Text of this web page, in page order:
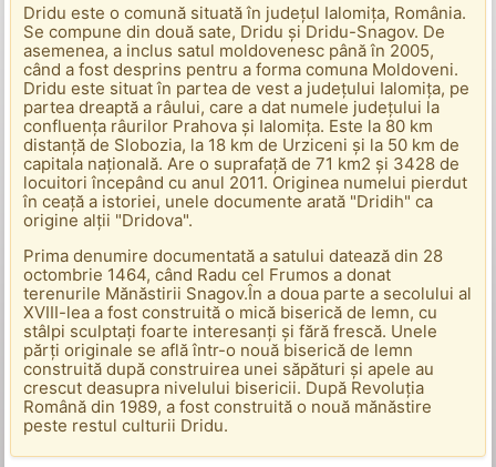
Dridu este o comună situată în județul Ialomița, România.
Se compune din două sate, Dridu și Dridu-Snagov. De
asemenea, a inclus satul moldovenesc până în 2005,
când a fost desprins pentru a forma comuna Moldoveni.
Dridu este situat în partea de vest a județului Ialomița, pe
partea dreaptă a râului, care a dat numele județului la
confluența râurilor Prahova și Ialomița. Este la 80 km
distanță de Slobozia, la 18 km de Urziceni și la 50 km de
capitala națională. Are o suprafață de 71 km2 și 3428 de
locuitori începând cu anul 2011. Originea numelui pierdut
în ceață a istoriei, unele documente arată "Dridih" ca
origine alții "Dridova".
Prima denumire documentată a satului datează din 28
octombrie 1464, când Radu cel Frumos a donat
terenurile Mănăstirii Snagov.În a doua parte a secolului al
XVIII-lea a fost construită o mică biserică de lemn, cu
stâlpi sculptați foarte interesanți și fără frescă. Unele
părți originale se află într-o nouă biserică de lemn
construită după construirea unei săpături și apele au
crescut deasupra nivelului bisericii. După Revoluția
Română din 1989, a fost construită o nouă mănăstire
peste restul culturii Dridu.